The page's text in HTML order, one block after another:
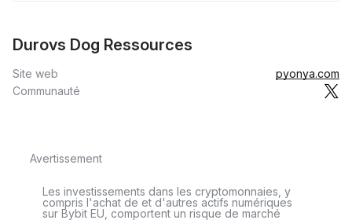
Durovs Dog Ressources
Site web
pyonya.com
Communauté
Avertissement
Les investissements dans les cryptomonnaies, y
compris l'achat de et d'autres actifs numériques
sur Bybit EU, comportent un risque de marché